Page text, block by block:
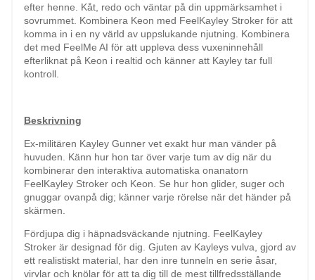
efter henne. Kåt, redo och väntar på din uppmärksamhet i
sovrummet. Kombinera Keon med FeelKayley Stroker för att
komma in i en ny värld av uppslukande njutning. Kombinera
det med FeelMe AI för att uppleva dess vuxeninnehåll
efterliknat på Keon i realtid och känner att Kayley tar full
kontroll.
Beskrivning
Ex-militären Kayley Gunner vet exakt hur man vänder på
huvuden. Känn hur hon tar över varje tum av dig när du
kombinerar den interaktiva automatiska onanatorn
FeelKayley Stroker och Keon. Se hur hon glider, suger och
gnuggar ovanpå dig; känner varje rörelse när det händer på
skärmen.
Fördjupa dig i häpnadsväckande njutning. FeelKayley
Stroker är designad för dig. Gjuten av Kayleys vulva, gjord av
ett realistiskt material, har den inre tunneln en serie åsar,
virvlar och knölar för att ta dig till de mest tillfredsställande